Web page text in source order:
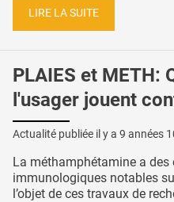
LIRE LA SUITE
PLAIES et METH:
l'usager jouent
Actualité publiée il y a 9 années
La méthamphétamine a
immunologiques notables
l’objet de ces travaux de